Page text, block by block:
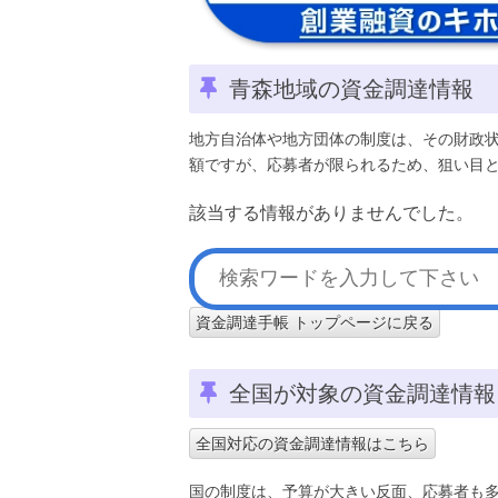
青森地域の資金調達情報
地方自治体や地方団体の制度は、その財政
額ですが、応募者が限られるため、狙い目
該当する情報がありませんでした。
資金調達手帳 トップページに戻る
全国が対象の資金調達情報
全国対応の資金調達情報はこちら
国の制度は、予算が大きい反面、応募者も